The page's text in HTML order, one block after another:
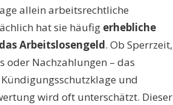
allein arbeitsrechtliche
hat sie häufig erhebliche
Arbeitslosengeld. Ob Sperrzeit,
oder Nachzahlungen – das
und
wird oft unterschätzt. Dieser